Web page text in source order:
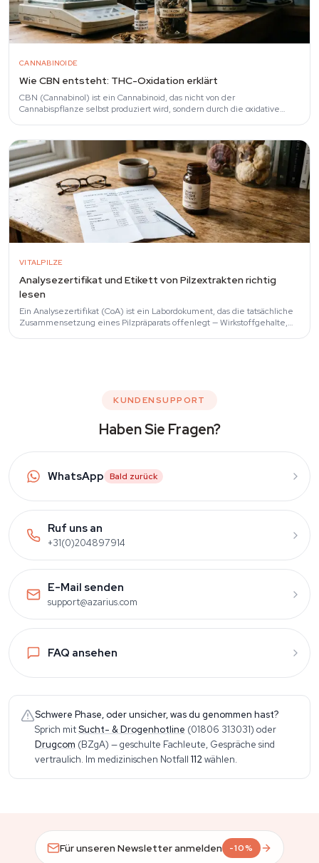
CANNABINOIDE
Wie CBN entsteht: THC-Oxidation erklärt
CBN (Cannabinol) ist ein Cannabinoid, das nicht von der
Cannabispflanze selbst produziert wird, sondern durch die oxidative
VITALPILZE
Analysezertifikat und Etikett von Pilzextrakten richtig
lesen
Ein Analysezertifikat (CoA) ist ein Labordokument, das die tatsächliche
Zusammensetzung eines Pilzpräparats offenlegt — Wirkstoffgehalte,
KUNDENSUPPORT
Haben Sie Fragen?
WhatsApp Bald zurück
Ruf uns an
+31(0)204897914
E-Mail senden
support@azarius.com
FAQ ansehen
Schwere Phase, oder unsicher, was du genommen hast?
Sprich mitSucht- & Drogenhotline (01806 313031) oder
Drugcom (BZgA) — geschulte Fachleute, Gespräche sind
vertraulich. Im medizinischen Notfall 112wählen.
Für unseren Newsletter anmelden -10%